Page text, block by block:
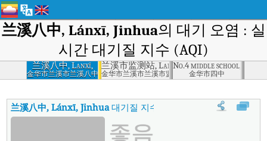
兰溪八中, Lánxī, Jinhua의 대기 오염 : 실
시간 대기질 지수 (AQI)
兰溪八中, Lanxī,
Jinhua
金华市兰溪市兰溪八中
兰溪市监测站, Lanxī, Jinhua
金华市兰溪市兰溪市监测站
No.4 middle school, Jinhua
金华市四中
兰溪八中, Lánxī, Jinhua대기질 지수 兰溪八中, Lánxī, Jinhua실시간
좋음